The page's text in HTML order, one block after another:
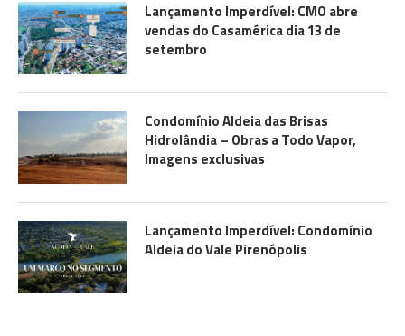
Lançamento Imperdível: CMO abre
vendas do Casamérica dia 13 de
setembro
Condomínio Aldeia das Brisas
Hidrolândia – Obras a Todo Vapor,
Imagens exclusivas
Lançamento Imperdível: Condomínio
Aldeia do Vale Pirenópolis